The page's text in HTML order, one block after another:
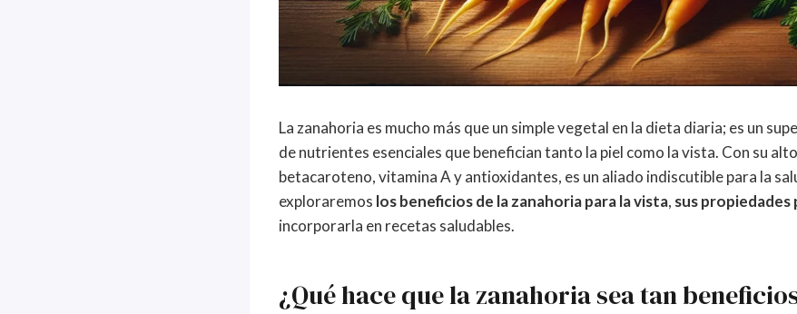
La zanahoria es mucho más que un simple vegetal en la dieta diaria; es un
de nutrientes esenciales que benefician tanto la piel como la vista. Con su
betacaroteno, vitamina A y antioxidantes, es un aliado indiscutible para la
exploraremos los beneficios de la zanahoria para la vista, sus propiedades
incorporarla en recetas saludables.
¿Qué hace que la zanahoria sea tan